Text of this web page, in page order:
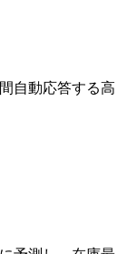
自動応答する高